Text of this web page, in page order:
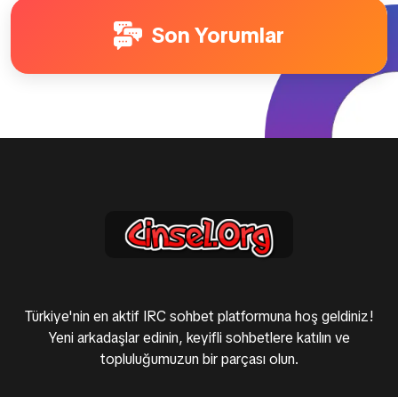
Son Yorumlar
Türkiye'nin en aktif IRC sohbet platformuna hoş geldiniz!
Yeni arkadaşlar edinin, keyifli sohbetlere katılın ve
topluluğumuzun bir parçası olun.